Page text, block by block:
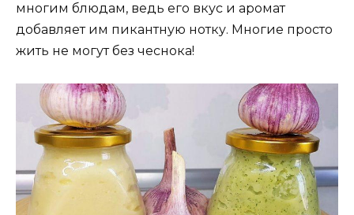
многим блюдам, ведь его вкус и аромат
добавляет им пикантную нотку. Многие просто
жить не могут без чеснока!